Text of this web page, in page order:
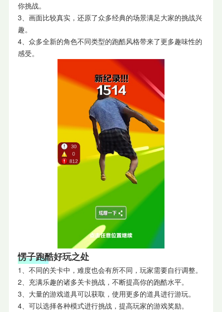
你挑战。
3、画面比较真实，还原了众多经典的场景满足大家的挑战兴
趣。
4、众多全新的角色不同类型的跑酷风格带来了更多趣味性的
感受。
愣子跑酷好玩之处
1、不同的关卡中，难度也会有所不同，玩家需要自行调整。
2、充满乐趣的诸多关卡挑战，不断提高你的跑酷水平。
3、大量的游戏道具可以获取，使用更多的道具进行游玩。
4、可以选择各种模式进行挑战，提高玩家的游戏奖励。